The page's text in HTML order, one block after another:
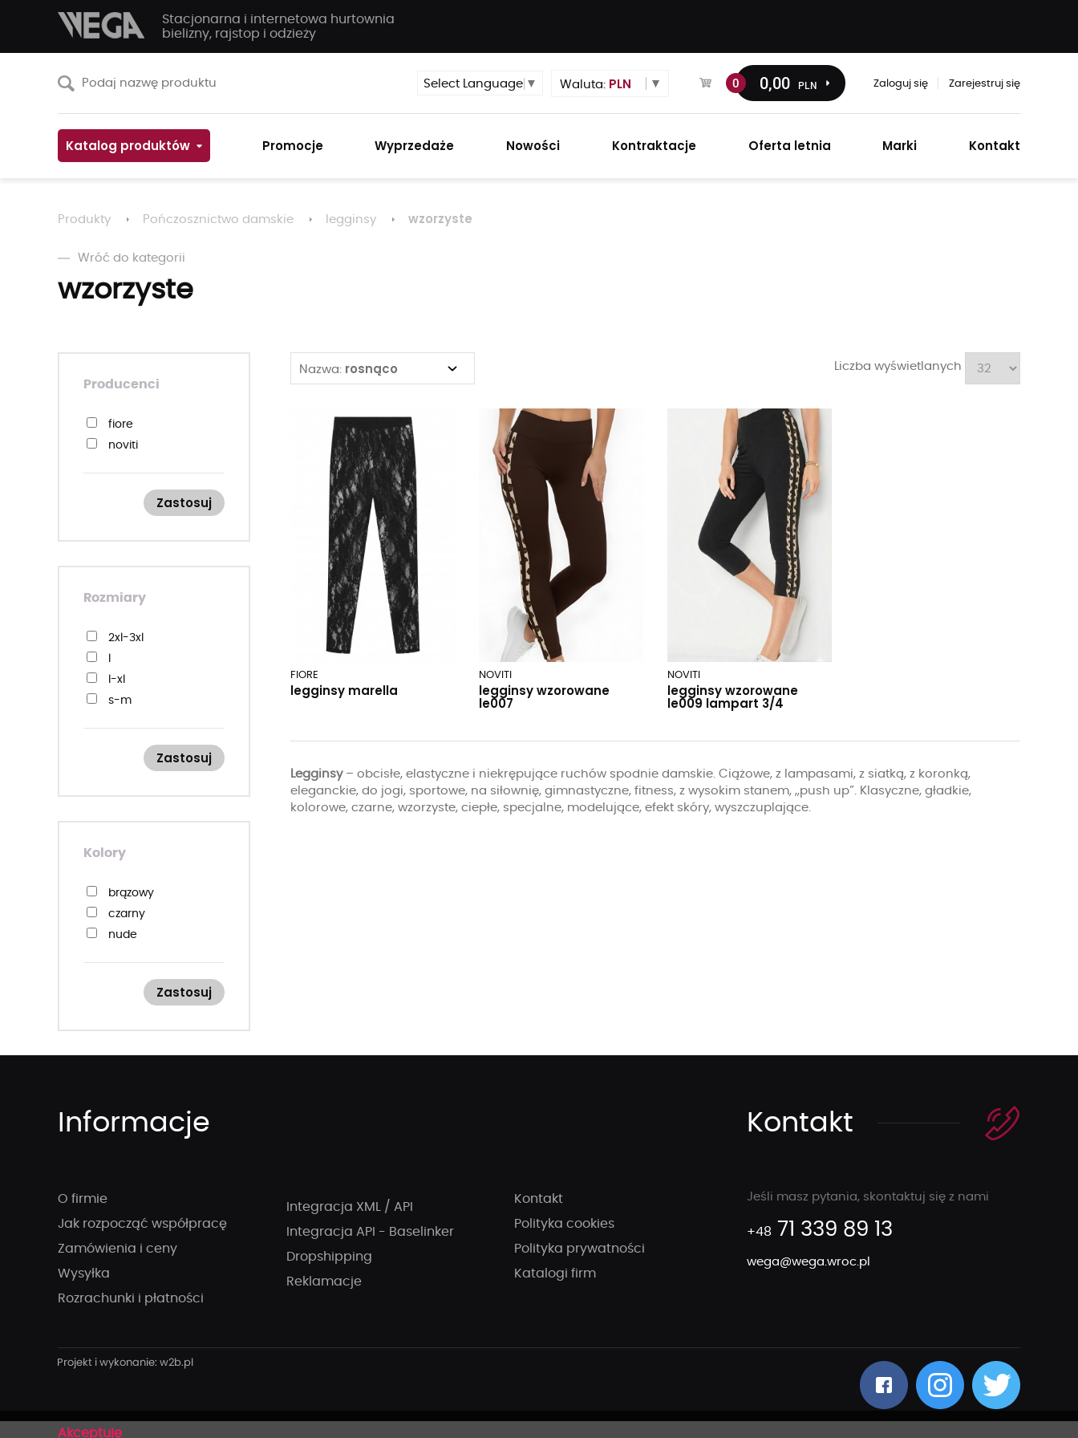
Stacjonarna i internetowa hurtownia
bielizny, rajstop i odzieży
Select Language ▼ Waluta: PLN 0 0,00 PLN Zaloguj się Zarejestruj się
Katalog produktów Promocje Wyprzedaże Nowości Kontraktacje Oferta letnia Marki Kontakt
Produkty Pończosznictwo damskie legginsy wzorzyste
Wróć do kategorii
wzorzyste
Producenci
fiore
noviti
Zastosuj
Rozmiary
2xl-3xl
l-xl
s-m
Zastosuj
Kolory
brązowy
czarny
nude
Zastosuj
Nazwa: rosnąco Liczba wyświetlanych
FIORE
legginsy marella
NOVITI
legginsy wzorowane
le007
NOVITI
legginsy wzorowane
le009 lampart 3/4
Legginsy– obcisłe, elastyczne i niekrępujące ruchów spodnie damskie. Ciążowe, z lampasami, z siatką, z koronką,
eleganckie, do jogi, sportowe, na siłownię, gimnastyczne, fitness, z wysokim stanem, „push up”. Klasyczne, gładkie,
kolorowe, czarne, wzorzyste, ciepłe, specjalne, modelujące, efekt skóry, wyszczuplające.
Informacje
O firmie
Jak rozpocząć współpracę
Zamówienia i ceny
Wysyłka
Rozrachunki i płatności
Integracja XML / API
Integracja API - Baselinker
Dropshipping
Reklamacje
Kontakt
Polityka cookies
Polityka prywatności
Katalogi firm
Kontakt
Jeśli masz pytania, skontaktuj się z nami
+48 71 339 89 13
wega@wega.wroc.pl